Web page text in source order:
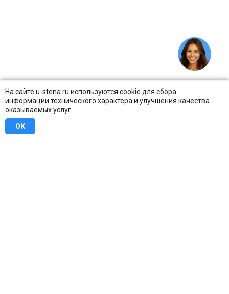
На сайте u-stena.ru используются cookie для сбора
информации технического характера и улучшения качества
оказываемых услуг.
ОК